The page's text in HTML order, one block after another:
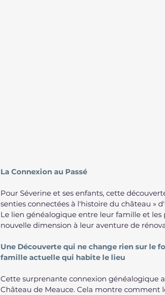
La Connexion au Passé
Pour Séverine et ses enfants, cette
senties connectées à l'histoire du château »
Le lien généalogique entre leur famille et
nouvelle dimension à leur aventure de
Une Découverte qui ne change rien sur le
famille actuelle qui habite le lieu
Cette surprenante connexion généalogique
Château de Meauce. Cela montre comment